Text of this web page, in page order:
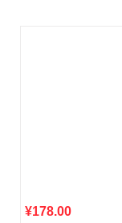
¥178.00